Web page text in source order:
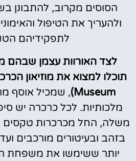
הסוסים מקרוב, להתבונן
ולהעריך את הטיפול
לתפקידיהם
לצד האורוות עצמן שבהם
Museum) , שמכיל אוסף
מלכותיות. לכל כרכרה יש
משלה, החל מכרכרות טקסים
בזהב ובעיטורים מורכבים
יותר ששימשו את משפחת